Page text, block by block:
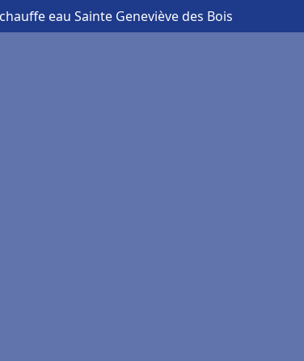
eau Sainte Geneviève des Bois